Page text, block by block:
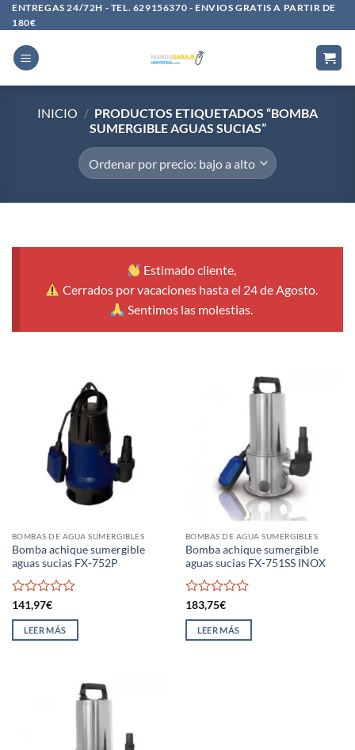
Saltar
al
contenido
ENTREGAS 24/72H - TEL. 629156370 - ENVIOS GRATIS A PARTIR DE
180€
INICIO / PRODUCTOS ETIQUETADOS “BOMBA
SUMERGIBLE AGUAS SUCIAS”
Estimado cliente,
Cerrados por vacaciones hasta el 24 de Agosto.
Sentimos las molestias.
BOMBAS DE AGUA SUMERGIBLES
Bomba achique sumergible
aguas sucias FX-752P
Valorado
con
de
141,97€
LEER MÁS
BOMBAS DE AGUA SUMERGIBLES
Bomba achique sumergible
aguas sucias FX-751SS INOX
Valorado
con
de
183,75€
LEER MÁS